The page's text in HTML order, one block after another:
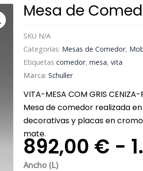
Mesa de
SKU N/A
Categorías: Mesas de Comedor,
Etiquetas comedor, mesa, vita
Marca: Schuller
VITA-MESA COM GRIS CENIZA-
Mesa de comedor realizada
decorativas y placas en
mate.
892,00 € -
Ancho (L)
Mesa